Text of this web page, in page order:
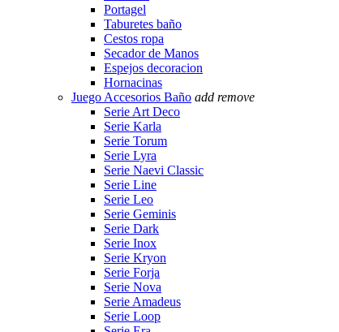
Portagel
Taburetes baño
Cestos ropa
Secador de Manos
Espejos decoracion
Hornacinas
Juego Accesorios Baño add remove
Serie Art Deco
Serie Karla
Serie Torum
Serie Lyra
Serie Naevi Classic
Serie Line
Serie Leo
Serie Geminis
Serie Dark
Serie Inox
Serie Kryon
Serie Forja
Serie Nova
Serie Amadeus
Serie Loop